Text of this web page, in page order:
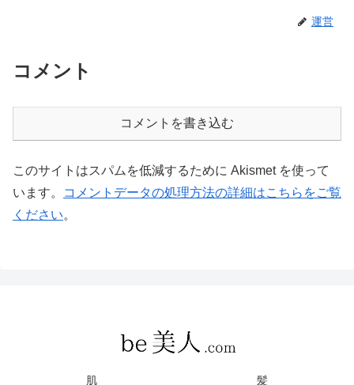
運営
コメント
コメントを書き込む
このサイトはスパムを低減するために Akismet を使って
います。
コメントデータの処理方法の詳細はこちらをご覧
ください。
肌 髪